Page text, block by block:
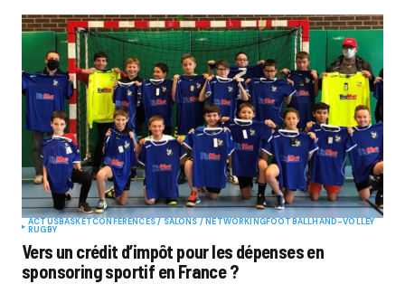
ACTUSBASKETCONFÉRENCES / SALONS / NETWORKINGFOOTBALLHAND-VOLLEY
RUGBY
Vers un crédit d’impôt pour les dépenses en
sponsoring sportif en France ?